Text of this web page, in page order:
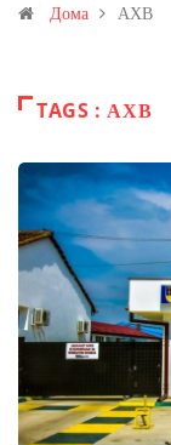
Иловица и со
Дома АХВ
TAGS : АХВ